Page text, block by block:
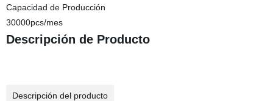
Capacidad de Producción
30000pcs/mes
Descripción de Producto
Descripción del producto